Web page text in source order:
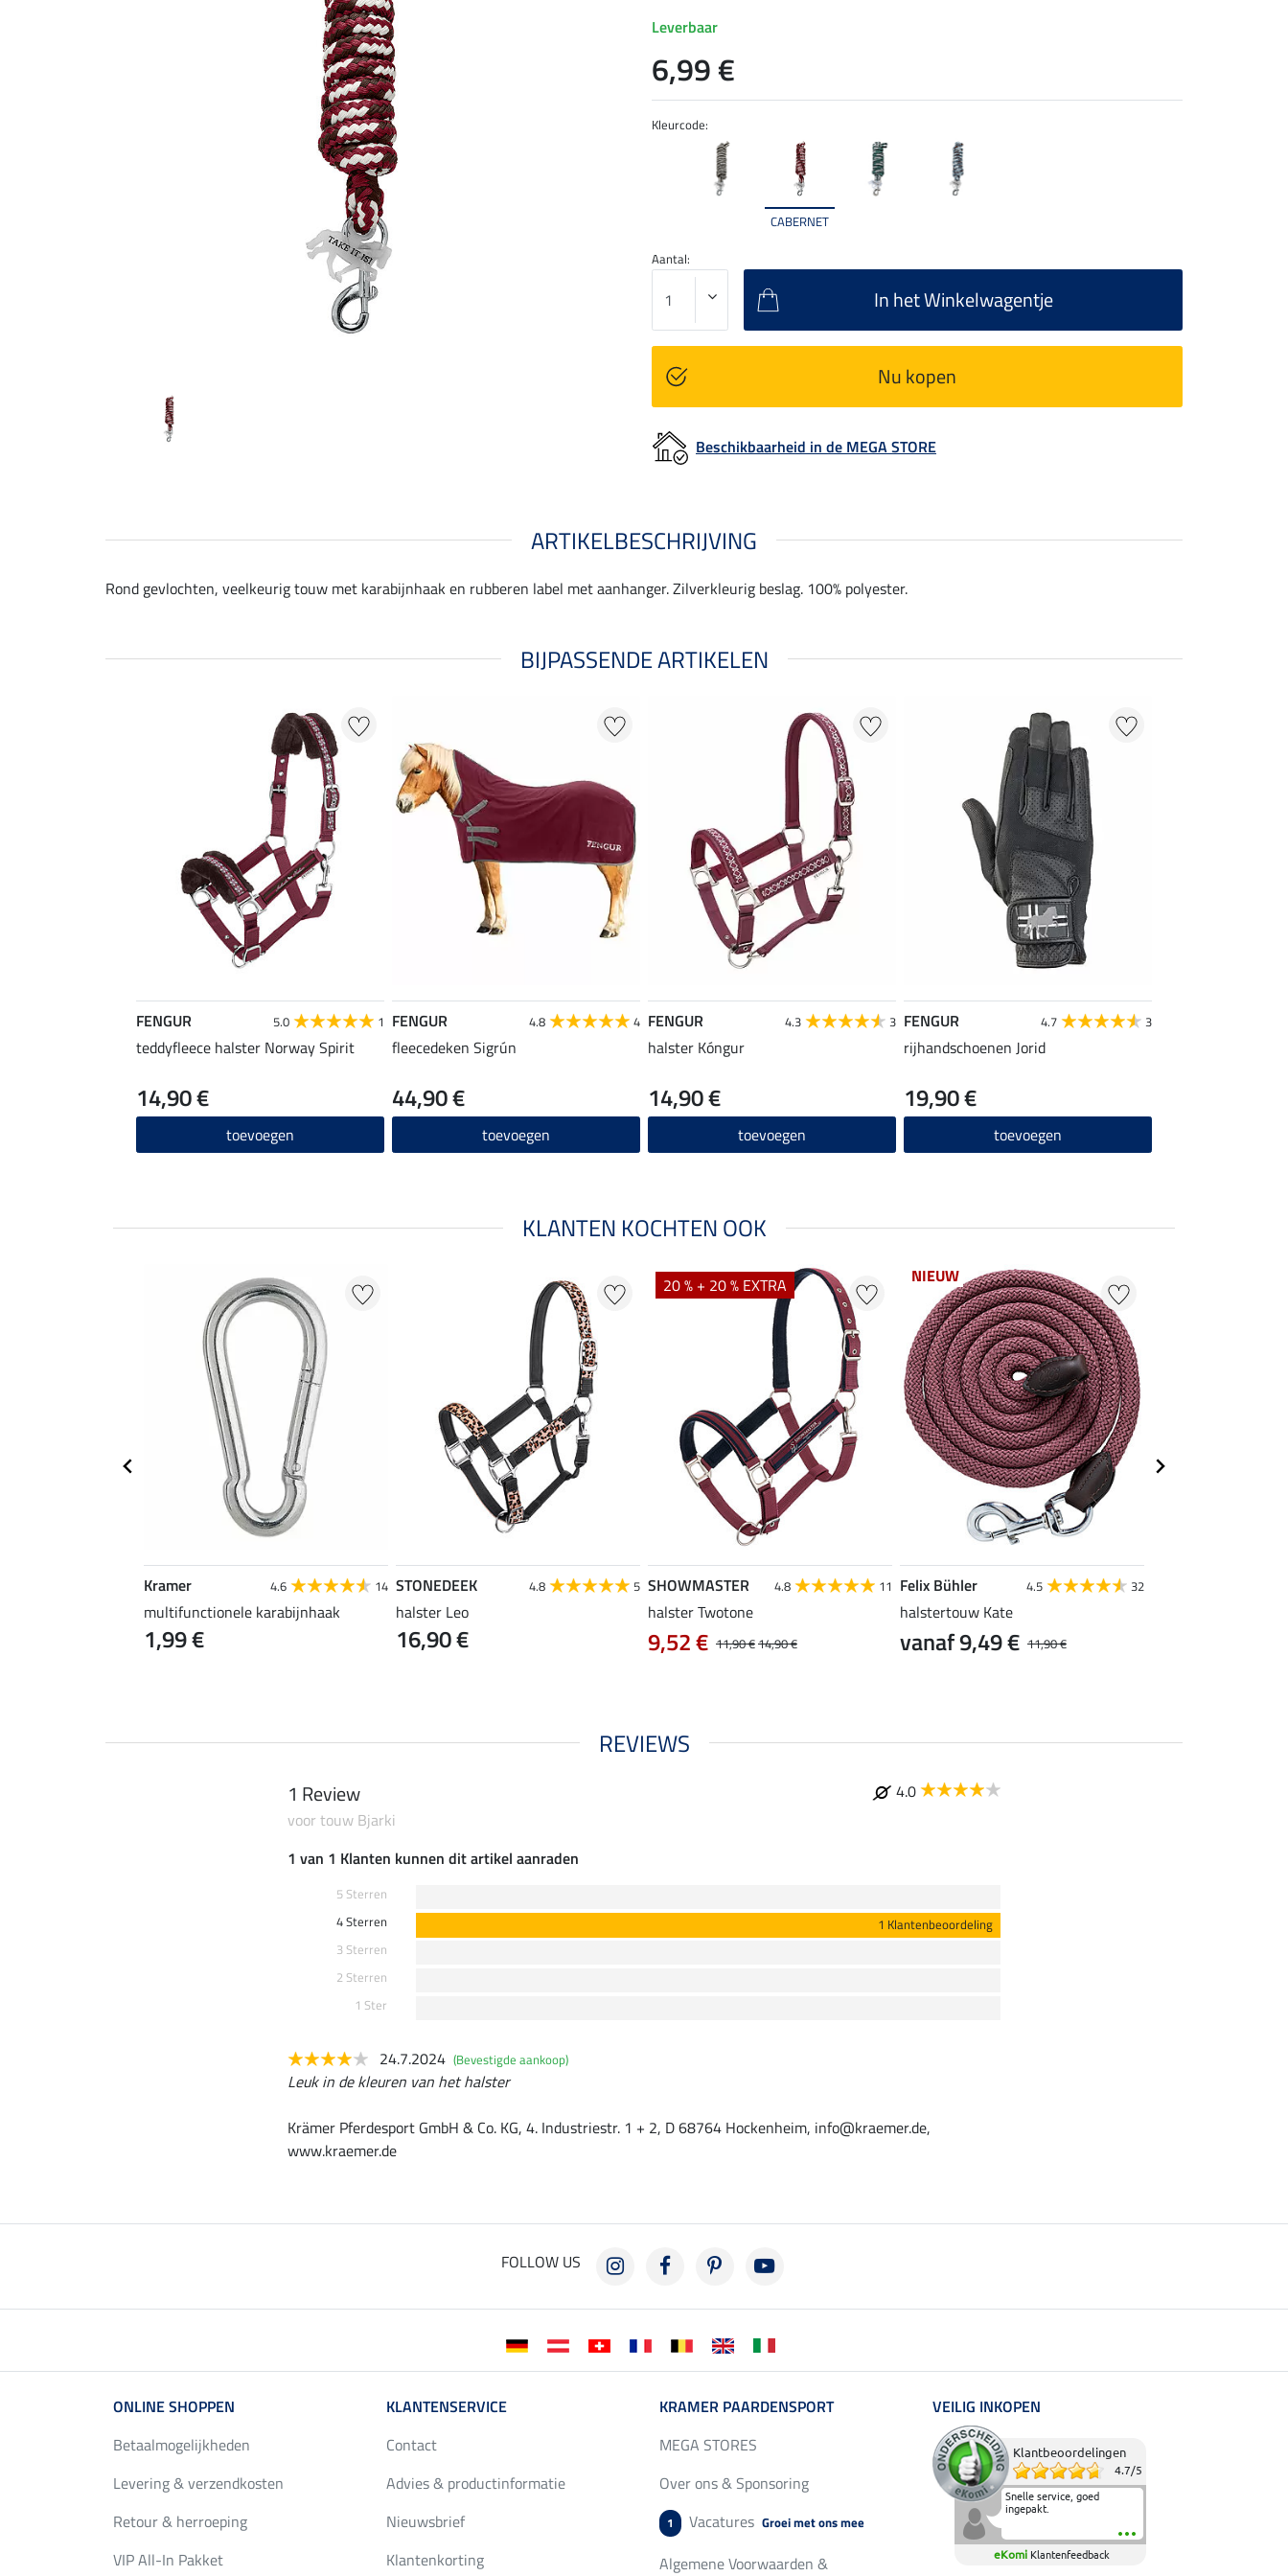
Kleurcode:
CABERNET
Leverbaar
6,99 €
Aantal:
In het Winkelwagentje
Nu kopen
Beschikbaarheid in de MEGA STORE
ARTIKELBESCHRIJVING
Rond gevlochten, veelkeurig touw met karabijnhaak en rubberen label met aanhanger. Zilverkleurig beslag. 100% polyester.
BIJPASSENDE ARTIKELEN
FENGUR 5.0 1
teddyfleece halster Norway Spirit
14,90 €
toevoegen
FENGUR 4.8 4
fleecedeken Sigrún
44,90 €
toevoegen
FENGUR 4.3 3
halster Kóngur
14,90 €
toevoegen
FENGUR 4.7 3
rijhandschoenen Jorid
19,90 €
toevoegen
KLANTEN KOCHTEN OOK
Kramer 4.6 14
multifunctionele karabijnhaak
1,99 €
STONEDEEK 4.8 5
halster Leo
16,90 €
20 % + 20 % EXTRA
SHOWMASTER 4.8 11
halster Twotone
11,90 €14,90 €
9,52 €
NIEUW
Felix Bühler 4.5 32
halstertouw Kate
11,90 €
vanaf 9,49 €
REVIEWS
1 Review
4.0
voor touw Bjarki
1 van 1 Klanten kunnen dit artikel aanraden
5 Sterren
4 Sterren
1 Klantenbeoordeling
3 Sterren
2 Sterren
1 Ster
24.7.2024 (Bevestigde aankoop)
Leuk in de kleuren van het halster
Krämer Pferdesport GmbH & Co. KG, 4. Industriestr. 1 + 2, D 68764 Hockenheim, info@kraemer.de,
www.kraemer.de
FOLLOW US
ONLINE SHOPPEN
Betaalmogelijkheden
Levering & verzendkosten
Retour & herroeping
VIP All-In Pakket
KLANTENSERVICE
Contact
Advies & productinformatie
Nieuwsbrief
Klantenkorting
KRAMER PAARDENSPORT
MEGA STORES
Over ons & Sponsoring
1 Vacatures Groei met ons mee
Algemene Voorwaarden &
VEILIG INKOPEN
Klantbeoordelingen
4.7/5
Snelle service, goed
ingepakt.
eKomi Klantenfeedback